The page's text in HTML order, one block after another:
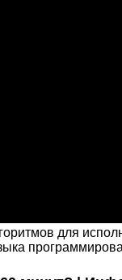
для